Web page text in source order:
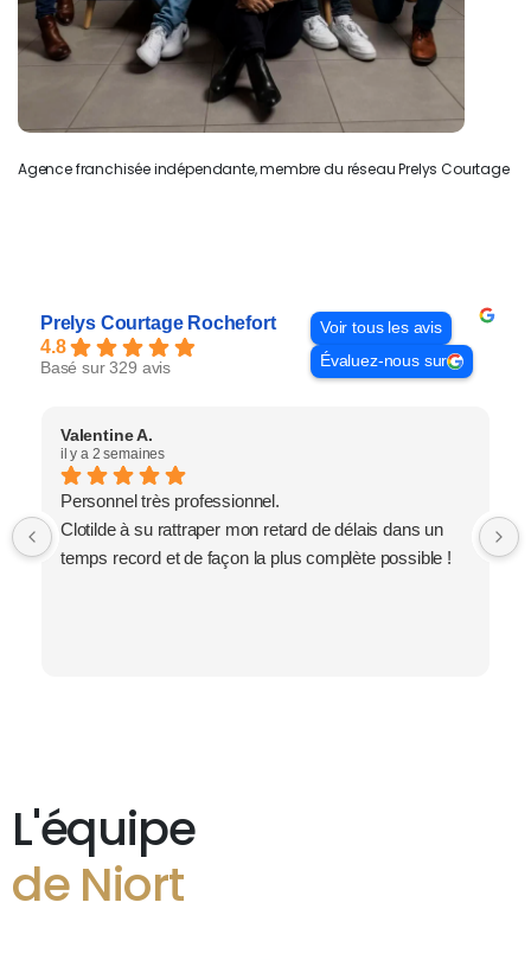
Agence franchisée indépendante, membre du réseau Prelys Courtage
Prelys Courtage Rochefort
4.8
Basé sur 329 avis
Voir tous les avis
Évaluez-nous sur
Valentine A.
il y a 2 semaines
Personnel très professionnel.
Clotilde à su rattraper mon retard de délais dans un
temps record et de façon la plus complète possible !
L'équipe
de Niort